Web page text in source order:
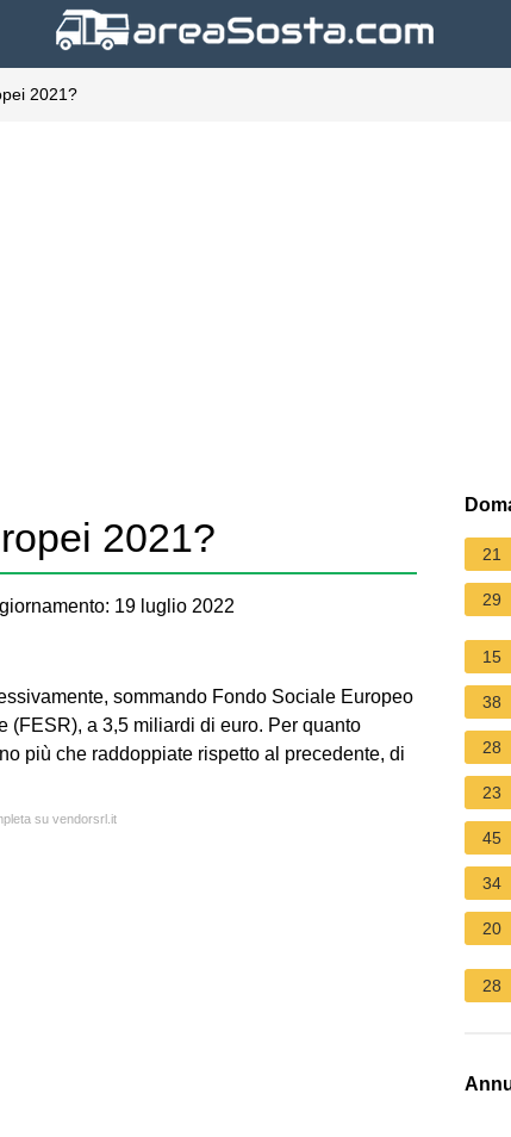
2021?
2021?
19 luglio 2022
sommando Fondo Sociale Europeo
a 3,5 miliardi di euro. Per quanto
più che raddoppiate rispetto al precedente, di
su vendorsrl.it
21
29
15
38
28
23
45
34
20
28